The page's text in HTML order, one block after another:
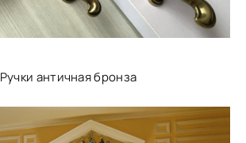
Ручки античная бронза